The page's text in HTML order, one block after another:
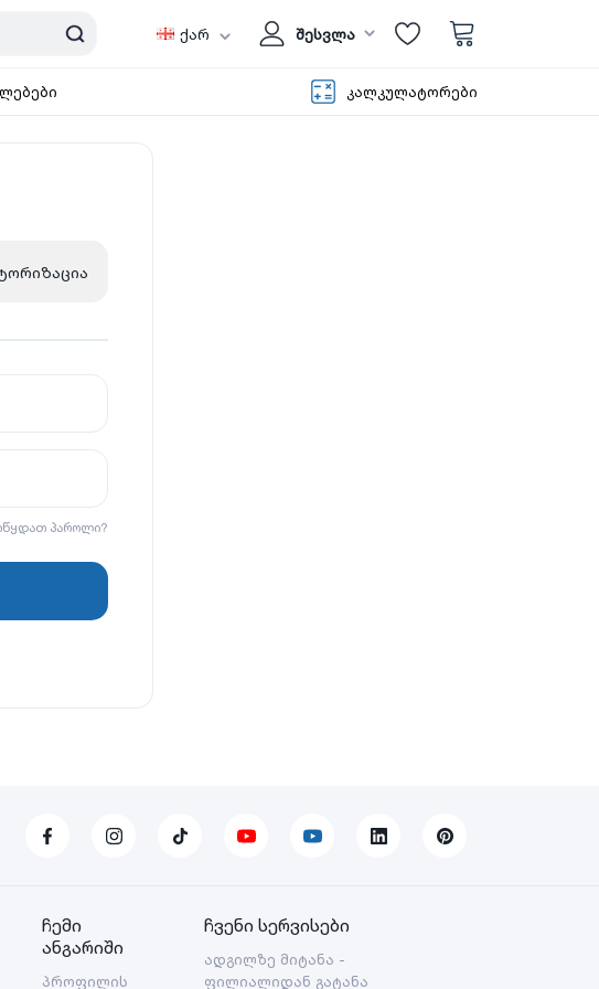
ქარ შესვლა
კალკულატორები
პაროლი?
ჩემი
ანგარიში
პროფილის
ჩვენი სერვისები
ადგილზე მიტანა -
ფილიალიდან გატანა